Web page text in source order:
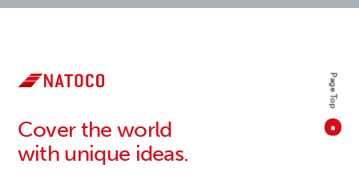
Cover the world
with unique ideas.
Page Top